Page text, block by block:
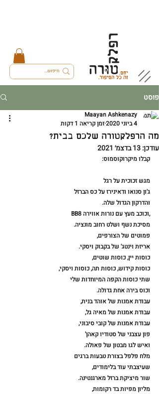
פוסט
מה הרפלקטורה שלכם בבית?
Maayan Ashkenazy
4 ביוני 2020
זמן קריאה 1 דקות
עודכן:13 בדצמ׳ 2021
קבלו מיקרוקוסמוס:⁠
מגש זכוכית על רגל⁠
ג'ון סנואו ודאינירז על כס הברזל⁠
והדרקון הגדול שלה.⁠
BB8
וכוכב מעץ עם נורות אווירה⁠,⁠
מסיכת נשף ושלט רחוב מונציה.⁠
פמוטים של הצורפים⁠,⁠
אריזת וינטג' של בקבוק ויסקי.⁠
כוסות יין, כוסות שוטים,⁠
כוסות קידוש, כוסות תה, כוסות ויסקי,⁠
שתי כוסות הקפה המיוחדות שלי⁠
וכוס בירה אחת גדולה.⁠
עבודת אמנות של אוהד בנית⁠,⁠
עבודת אמנות של מאיה גל⁠,⁠
עבודת אמנות של קובי סיבוני⁠,⁠
פון עצבני של סטודיו קאהן⁠'⁠
ואיש לגו מבטון של פאולה.⁠
מלח פלפל בצורת טבעות ברגים⁠
שעיצבתי עוד בלימודים⁠,⁠
שור מיציקת ברזל מארגנטינה.⁠
מליון מפיות בד רקומות⁠,⁠